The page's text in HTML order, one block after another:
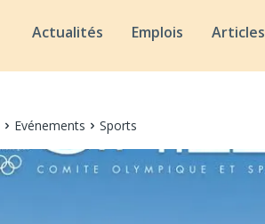
Actualités Emplois Articles
Evénements Sports